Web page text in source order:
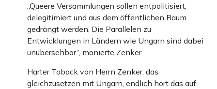
„Queere Versammlungen sollen entpolitisiert,
delegitimiert und aus dem öffentlichen Raum
gedrängt werden. Die Parallelen zu
Entwicklungen in Ländern wie Ungarn sind dabei
unübersehbar“, monierte Zenker.
Harter Toback von Herrn Zenker, das
gleichzusetzen mit Ungarn, endlich hört das auf,